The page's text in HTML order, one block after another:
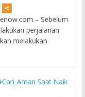
– Sebelum
perjalanan
melakukan